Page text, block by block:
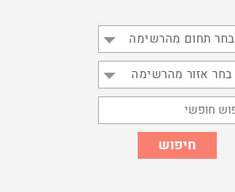
בחר תחום מהרשימה
בחר אזור מהרשימה
חיפוש